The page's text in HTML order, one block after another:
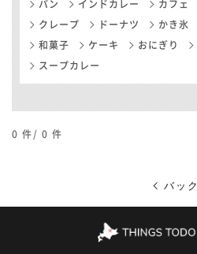
パン インドカレー カフェ
クレープ ドーナツ かき氷
和菓子 ケーキ おにぎり
スープカレー
0 件/ 0 件
バック